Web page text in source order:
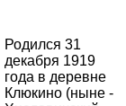
Родился 31
декабря 1919
года в деревне
Клюкино (ныне -